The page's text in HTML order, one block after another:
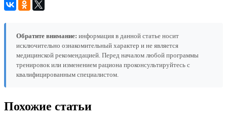
Обратите внимание: информация в данной статье носит
исключительно ознакомительный характер и не является
медицинской рекомендацией. Перед началом любой программы
тренировок или изменением рациона проконсультируйтесь с
квалифицированным специалистом.
Похожие статьи